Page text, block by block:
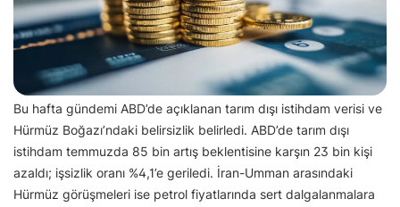
Bu hafta gündemi ABD’de açıklanan tarım dışı istihdam verisi ve
Hürmüz Boğazı’ndaki belirsizlik belirledi. ABD’de tarım dışı
istihdam temmuzda 85 bin artış beklentisine karşın 23 bin kişi
azaldı; işsizlik oranı %4,1’e geriledi. İran-Umman arasındaki
Hürmüz görüşmeleri ise petrol fiyatlarında sert dalgalanmalara